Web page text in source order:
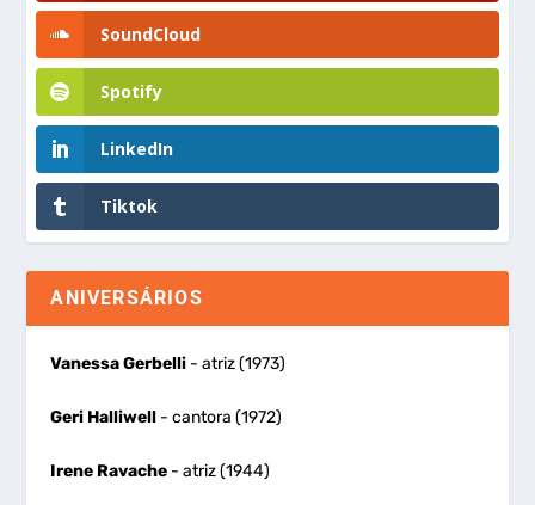
SoundCloud
Spotify
LinkedIn
Tiktok
ANIVERSÁRIOS
Vanessa Gerbelli - atriz (1973)
Geri Halliwell - cantora (1972)
Irene Ravache - atriz (1944)